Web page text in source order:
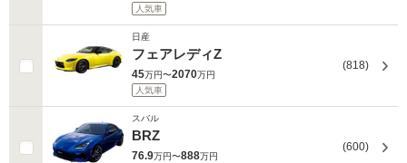
人気車
日産
フェアレディZ
45万円〜2070万円
人気車
(818)
スバル
BRZ
76.9万円〜888万円
(600)